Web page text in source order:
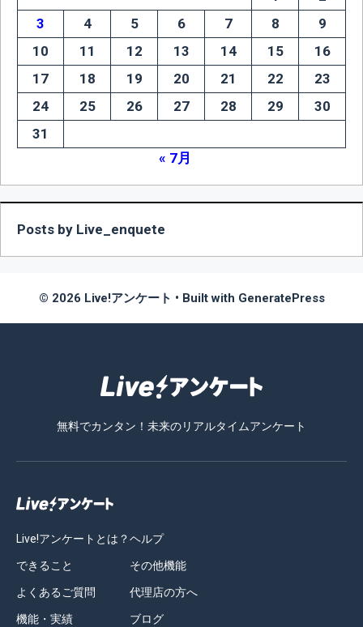
3
4 5 6 7 8
9
10
11 12 13 14 15
16
17
18 19 20 21 22
23
24
25 26 27 28 29
30
31
« 7月
Posts by Live_enquete
© 2026 Live!アンケート • Built with GeneratePress
無料でカンタン！未来のリアルタイムアンケート
Live!アンケートとは？
できること
よくあるご質問
機能・実績
ヘルプ
その他機能
代理店の方へ
ブログ